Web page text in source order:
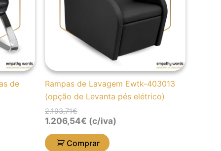
de
Rampas de Lavagem Ewtk-403013
(opção de Levanta pés elétrico)
2.193,71€
1.206,54€ (c/iva)
Comprar